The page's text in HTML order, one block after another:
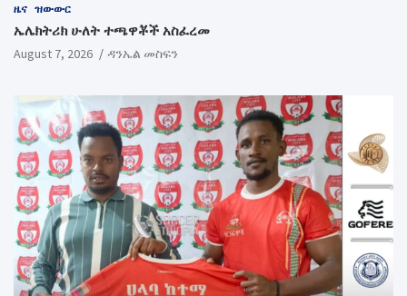
ዜና ዝውውር
ኤሌክትሪክ ሁለት ተጫዋቾች አስፈረመ
August 7, 2026 ዳንኤል መስፍን